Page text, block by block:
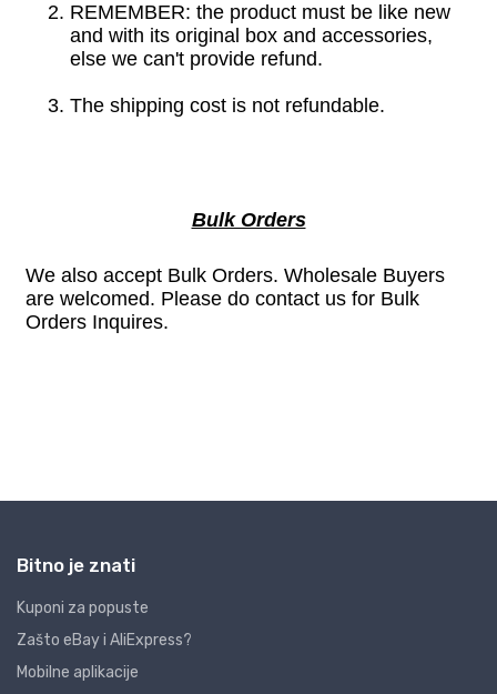
Bitno je znati
Kuponi za popuste
Zašto eBay i AliExpress?
Mobilne aplikacije